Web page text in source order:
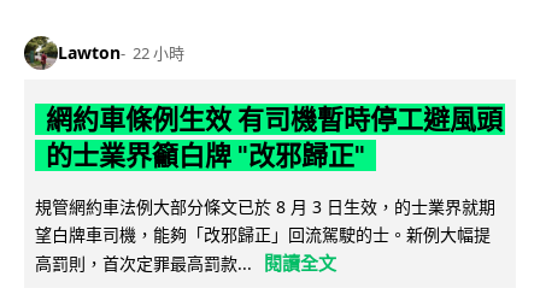
Lawton 22 小時
網約車條例生效 有司機暫時停工避風頭
的士業界籲白牌 "改邪歸正"
規管網約車法例大部分條文已於 8 月 3 日生效，的士業界就期
望白牌車司機，能夠「改邪歸正」回流駕駛的士。新例大幅提
高罰則，首次定罪最高罰款...
閱讀全文